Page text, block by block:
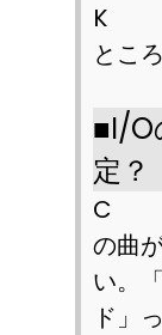
Kい
とこ
■I/O
定？
C
の曲
い。
ド」